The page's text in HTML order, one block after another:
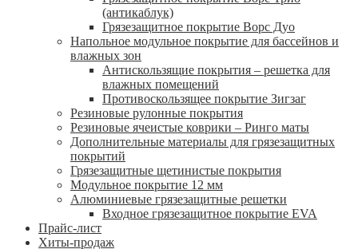
(антикаблук)
Грязезащитное покрытие Ворс Дуо
Напольное модульное покрытие для бассейнов и
влажных зон
Антискользящие покрытия – решетка для
влажных помещений
Противоскользящее покрытие Зигзаг
Резиновые рулонные покрытия
Резиновые ячеистые коврики – Ринго маты
Дополнительные материалы для грязезащитных
покрытий
Грязезащитные щетинистые покрытия
Модульное покрытие 12 мм
Алюминиевые грязезащитные решетки
Входное грязезащитное покрытие EVA
Прайс-лист
Хиты-продаж